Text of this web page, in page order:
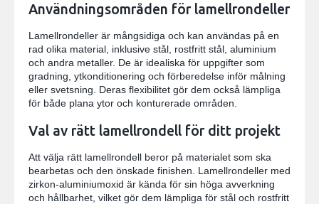
Användningsområden för lamellrondeller
Lamellrondeller är mångsidiga och kan användas på en
rad olika material, inklusive stål, rostfritt stål, aluminium
och andra metaller. De är idealiska för uppgifter som
gradning, ytkonditionering och förberedelse inför målning
eller svetsning. Deras flexibilitet gör dem också lämpliga
för både plana ytor och konturerade områden.
Val av rätt lamellrondell för ditt projekt
Att välja rätt lamellrondell beror på materialet som ska
bearbetas och den önskade finishen. Lamellrondeller med
zirkon-aluminiumoxid är kända för sin höga avverkning
och hållbarhet, vilket gör dem lämpliga för stål och rostfritt